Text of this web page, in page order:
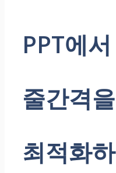
PPT에서
줄간격을
최적화하